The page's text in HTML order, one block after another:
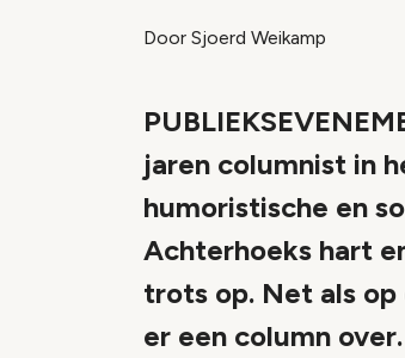
Door Sjoerd Weikamp
jaren columnist in
humoristische en
Achterhoeks hart
trots op. Net als op
er een column over.